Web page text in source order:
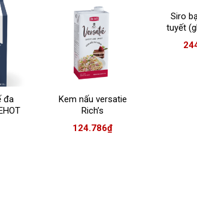
đa
Kem nấu versatie
Rich’s
124.786₫
Siro
tuyết